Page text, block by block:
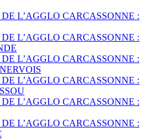
L’AGGLO CARCASSONNE :
L’AGGLO CARCASSONNE :
L’AGGLO CARCASSONNE :
L’AGGLO CARCASSONNE :
L’AGGLO CARCASSONNE :
L’AGGLO CARCASSONNE :